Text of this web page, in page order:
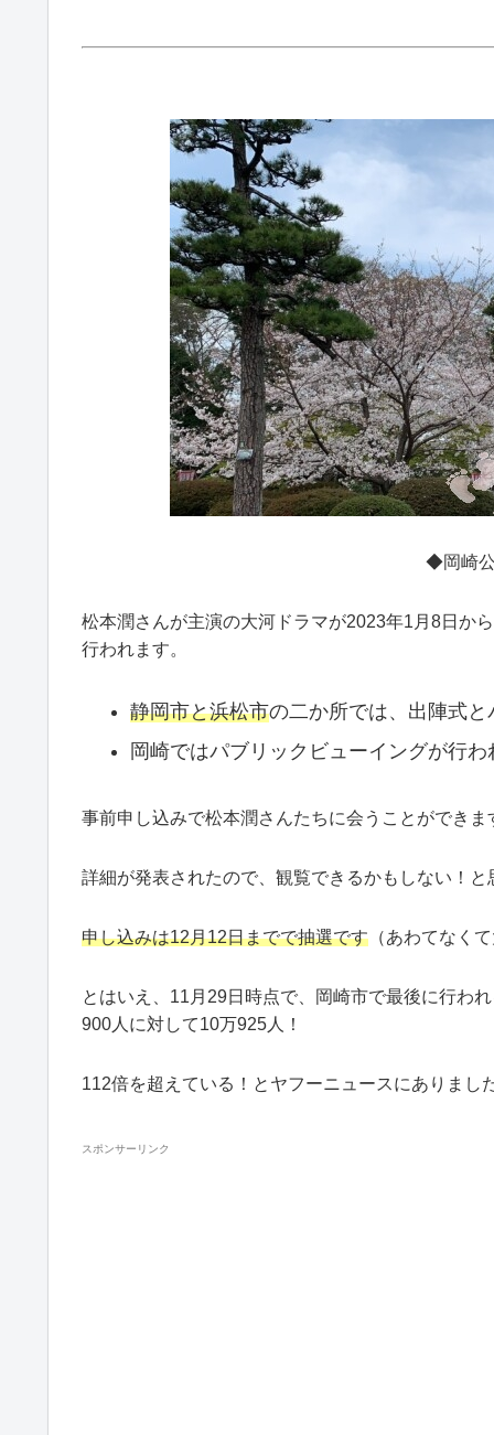
◆岡崎
松本潤さんが主演の大河ドラマが2023年1月8日か
行われます。
静岡市と浜松市の二か所では、出陣式
岡崎ではパブリックビューイングが行わ
事前申し込みで松本潤さんたちに会うことができま
詳細が発表されたので、観覧できるかもしない！
申し込みは12月12日までで抽選です （あわてなく
とはいえ、11月29日時点で、岡崎市で最後に行わ
900人に対して10万925人！
112倍を超えている！とヤフーニュースにありまし
スポンサーリンク